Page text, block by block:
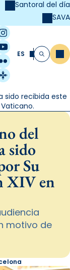
Santoral del día
SAVA
Estel
ES Buscar
sido recibida este
del
sido
Su
XIV en
motivo de